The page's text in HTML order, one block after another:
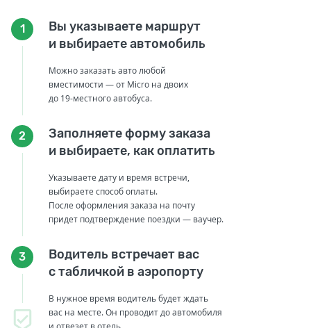
1
Вы указываете маршрут
и выбираете автомобиль
Можно заказать авто любой
вместимости — от Micro на двоих
до 19-местного автобуса.
2
Заполняете форму заказа
и выбираете, как оплатить
Указываете дату и время встречи,
выбираете способ оплаты.
После оформления заказа на почту
придет подтверждение поездки — ваучер.
3
Водитель встречает вас
с табличкой в аэропорту
В нужное время водитель будет ждать
вас на месте. Он проводит до автомобиля